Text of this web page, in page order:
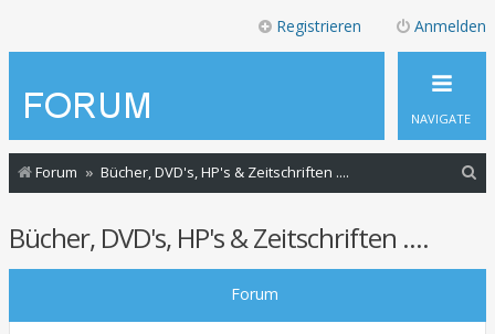
Anmelden
Registrieren
NAVIGATE
Forum Bücher, DVD's, HP's & Zeitschriften ....
Bücher, DVD's, HP's & Zeitschriften ....
Forum